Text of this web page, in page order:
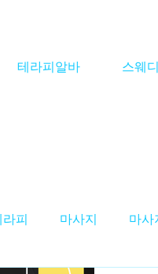
테라피알바 스웨
라피 마사지 마사